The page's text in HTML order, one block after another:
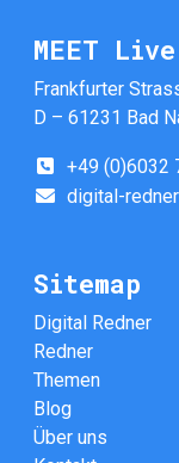
MEET Live
Frankfurter
D – 61231 Bad
+49 (0)6032
digital-
Sitemap
Digital Redner
Redner
Themen
Blog
Über uns